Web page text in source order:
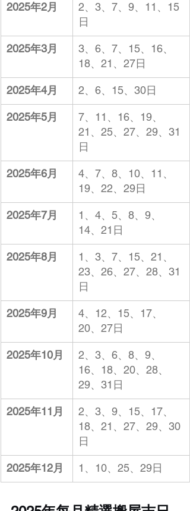
2025年2月
2、3、7、9、11、15
日
2025年3月
3、6、7、15、16、
18、21、27日
2025年4月 2、6、15、30日
2025年5月
7、11、16、19、
21、25、27、29、31
日
2025年6月
4、7、8、10、11、
19、22、29日
2025年7月
1、4、5、8、9、
14、21 日
2025年8月
1、3、7、15、21、
23、26、27、28、31
日
2025年9月
4、12、15、17、
20、27日
2025年10月
2、3、6、8、9、
16、18、20、28、
29、31 日
2025年11月
2、3、9、15、17、
18、21、27、29、30
日
2025年12月 1、10、25、29日